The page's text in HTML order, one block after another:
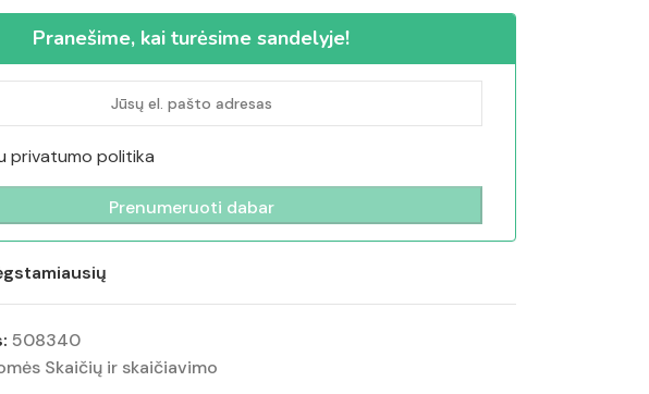
Pranešime, kai turėsime sandelyje!
privatumo politika
508340
Skaičių ir skaičiavimo